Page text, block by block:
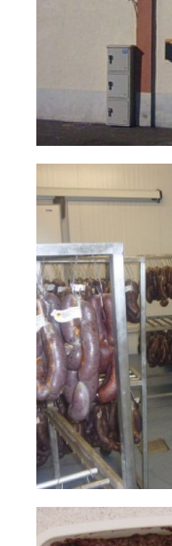
natalio
fernández 04
natalio
fernández 06